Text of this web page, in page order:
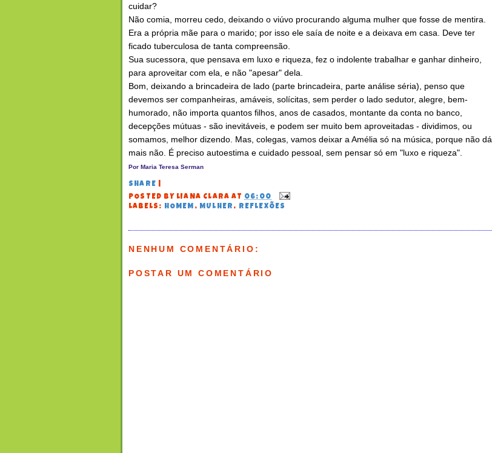
cuidar?
Não comia, morreu cedo, deixando o viúvo procurando alguma mulher que fosse de mentira.
Era a própria mãe para o marido; por isso ele saía de noite e a deixava em casa. Deve ter
ficado tuberculosa de tanta compreensão.
Sua sucessora, que pensava em luxo e riqueza, fez o indolente trabalhar e ganhar dinheiro,
para aproveitar com ela, e não "apesar" dela.
Bom, deixando a brincadeira de lado (parte brincadeira, parte análise séria), penso que
devemos ser companheiras, amáveis, solícitas, sem perder o lado sedutor, alegre, bem-
humorado, não importa quantos filhos, anos de casados, montante da conta no banco,
decepções mútuas - são inevitáveis, e podem ser muito bem aproveitadas - dividimos, ou
somamos, melhor dizendo. Mas, colegas, vamos deixar a Amélia só na música, porque não dá
mais não. É preciso autoestima e cuidado pessoal, sem pensar só em "luxo e riqueza".
Por Maria Teresa Serman
SHARE
POSTED BY LIANA CLARA AT 06:00
LABELS: HOMEM , MULHER , REFLEXÕES
NENHUM COMENTÁRIO:
POSTAR UM COMENTÁRIO